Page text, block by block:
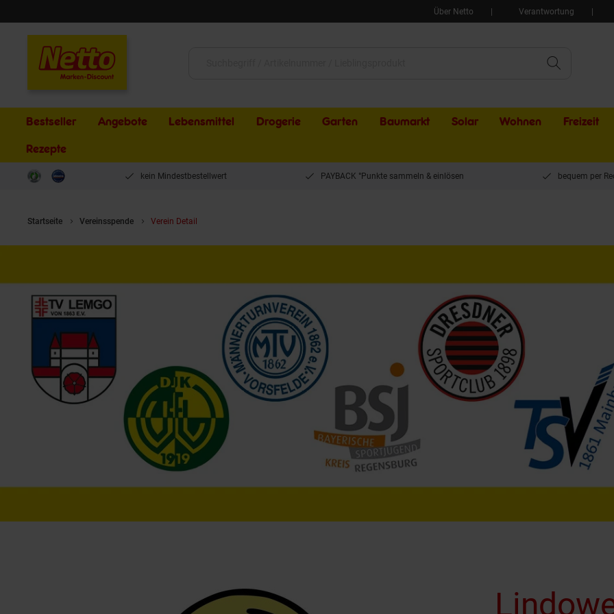
Über Netto Verantwortung
Bestseller Angebote Lebensmittel Drogerie Garten Baumarkt Solar Wohnen
Freizeit
Rezepte
kein Mindestbestellwert PAYBACK °Punkte sammeln & einlösen bequem per
Startseite Vereinsspende Verein Detail